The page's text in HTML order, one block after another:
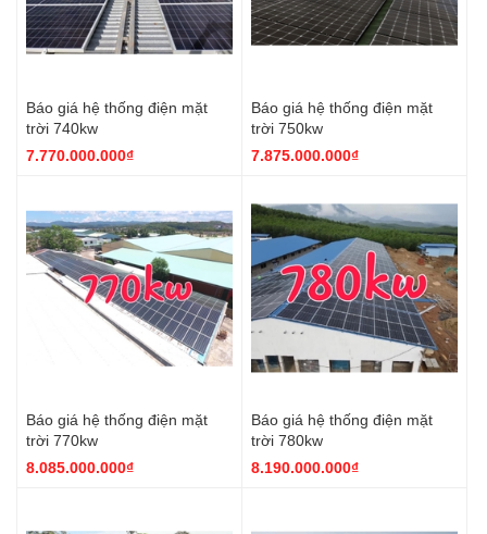
Báo giá hệ thống điện mặt
trời 740kw
7.770.000.000₫
Báo giá hệ thống điện mặt
trời 750kw
7.875.000.000₫
Báo giá hệ thống điện mặt
trời 770kw
8.085.000.000₫
Báo giá hệ thống điện mặt
trời 780kw
8.190.000.000₫